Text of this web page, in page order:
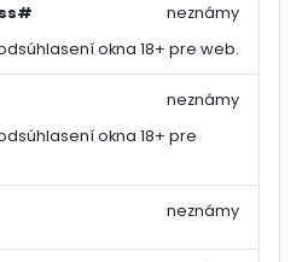
okna 18+ pre web.
neznámy
okna 18+ pre
neznámy
neznámy